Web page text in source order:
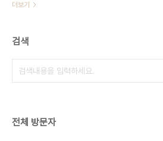
더보기
검색
전체 방문자